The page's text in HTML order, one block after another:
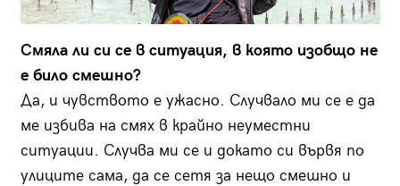
Смяла ли си се в ситуация, в която изобщо не
е било смешно?
Да, и чувството е ужасно. Случвало ми се е да
ме избива на смях в крайно неуместни
ситуации. Случва ми се и докато си вървя по
улиците сама, да се сетя за нещо смешно и